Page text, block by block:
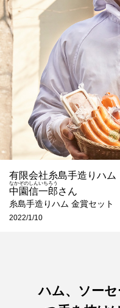
有限会社糸島手造りハ
中園信一郎
なかぞのしんいちろう
さん
糸島手造りハム 金賞セット
2022/1/10
ハム、ソーセ